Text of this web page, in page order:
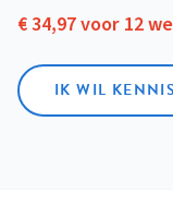
€ 34,97 voor 12
IK WIL